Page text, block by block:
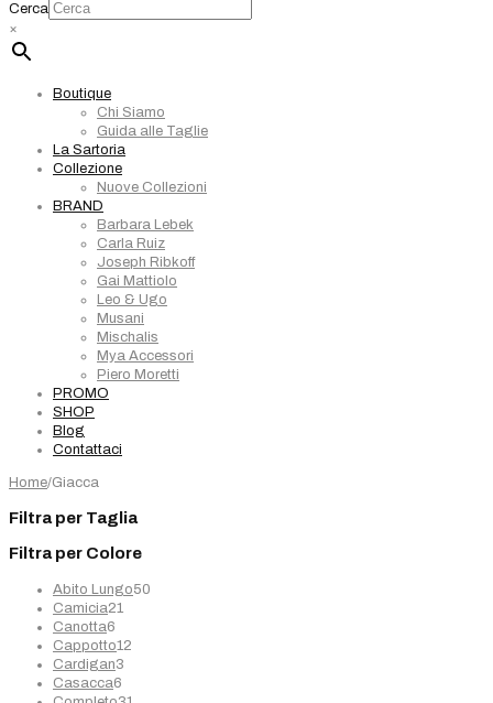
Cerca
×
Boutique
Chi Siamo
Guida alle Taglie
La Sartoria
Collezione
Nuove Collezioni
BRAND
Barbara Lebek
Carla Ruiz
Joseph Ribkoff
Gai Mattiolo
Leo & Ugo
Musani
Mischalis
Mya Accessori
Piero Moretti
PROMO
SHOP
Blog
Contattaci
Home/Giacca
Filtra per Taglia
Filtra per Colore
Abito Lungo50
Camicia21
Canotta6
prodotti
Cappotto12
Cardigan3
Casacca6